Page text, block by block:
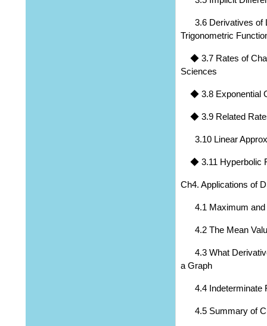
3.6 Derivatives of
Trigonometric
◆ 3.7 Rates of
Sciences
◆ 3.8 Exponential
◆ 3.9 Related
3.10 Linear
◆ 3.11 Hyperbolic
Ch4. Applications of
4.1 Maximum and
4.2 The Mean
4.3 What
a Graph
4.4 Indeterminate
4.5 Summary of